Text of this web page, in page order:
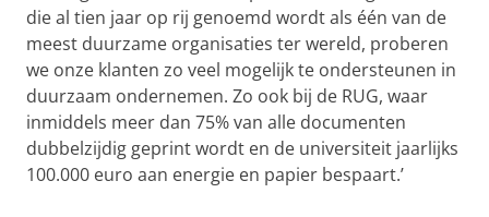
die al tien jaar op rij genoemd wordt als één van de
meest duurzame organisaties ter wereld, proberen
we onze klanten zo veel mogelijk te ondersteunen in
duurzaam ondernemen. Zo ook bij de RUG, waar
inmiddels meer dan 75% van alle documenten
dubbelzijdig geprint wordt en de universiteit jaarlijks
100.000 euro aan energie en papier bespaart.’